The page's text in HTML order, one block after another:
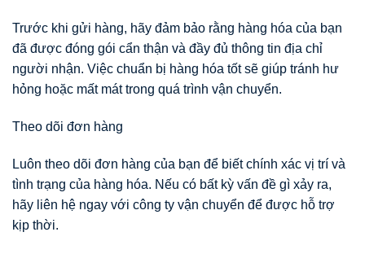
Trước khi gửi hàng, hãy đảm bảo rằng hàng hóa của bạn
đã được đóng gói cẩn thận và đầy đủ thông tin địa chỉ
người nhận. Việc chuẩn bị hàng hóa tốt sẽ giúp tránh hư
hỏng hoặc mất mát trong quá trình vận chuyển.
Theo dõi đơn hàng
Luôn theo dõi đơn hàng của bạn để biết chính xác vị trí và
tình trạng của hàng hóa. Nếu có bất kỳ vấn đề gì xảy ra,
hãy liên hệ ngay với công ty vận chuyển để được hỗ trợ
kịp thời.